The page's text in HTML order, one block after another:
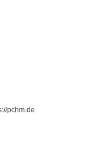
pchm.de